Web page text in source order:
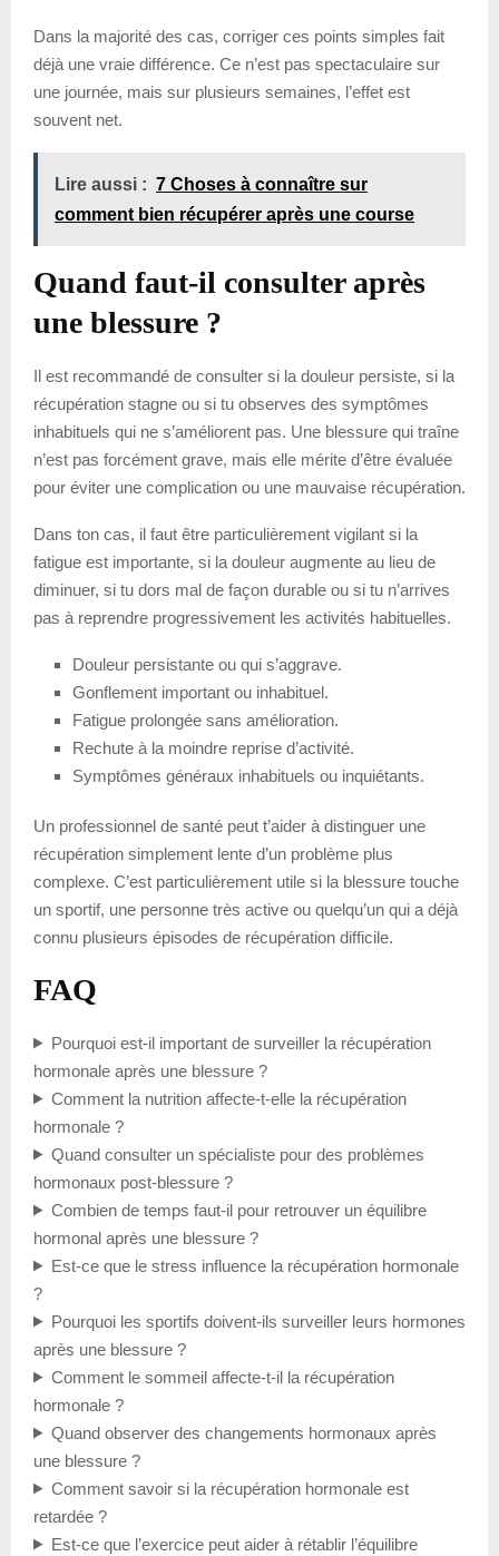
Dans la majorité des cas, corriger ces points simples fait
déjà une vraie différence. Ce n’est pas spectaculaire sur
une journée, mais sur plusieurs semaines, l’effet est
souvent net.
Lire aussi : 7 Choses à connaître sur
comment bien récupérer après une course
Quand faut-il consulter après
une blessure ?
Il est recommandé de consulter si la douleur persiste, si la
récupération stagne ou si tu observes des symptômes
inhabituels qui ne s’améliorent pas. Une blessure qui traîne
n’est pas forcément grave, mais elle mérite d’être évaluée
pour éviter une complication ou une mauvaise récupération.
Dans ton cas, il faut être particulièrement vigilant si la
fatigue est importante, si la douleur augmente au lieu de
diminuer, si tu dors mal de façon durable ou si tu n’arrives
pas à reprendre progressivement les activités habituelles.
Douleur persistante ou qui s’aggrave.
Gonflement important ou inhabituel.
Fatigue prolongée sans amélioration.
Rechute à la moindre reprise d’activité.
Symptômes généraux inhabituels ou inquiétants.
Un professionnel de santé peut t’aider à distinguer une
récupération simplement lente d’un problème plus
complexe. C’est particulièrement utile si la blessure touche
un sportif, une personne très active ou quelqu’un qui a déjà
connu plusieurs épisodes de récupération difficile.
FAQ
Pourquoi est-il important de surveiller la récupération
hormonale après une blessure ?
Comment la nutrition affecte-t-elle la récupération
hormonale ?
Quand consulter un spécialiste pour des problèmes
hormonaux post-blessure ?
Combien de temps faut-il pour retrouver un équilibre
hormonal après une blessure ?
Est-ce que le stress influence la récupération hormonale
?
Pourquoi les sportifs doivent-ils surveiller leurs hormones
après une blessure ?
Comment le sommeil affecte-t-il la récupération
hormonale ?
Quand observer des changements hormonaux après
une blessure ?
Comment savoir si la récupération hormonale est
retardée ?
Est-ce que l’exercice peut aider à rétablir l’équilibre